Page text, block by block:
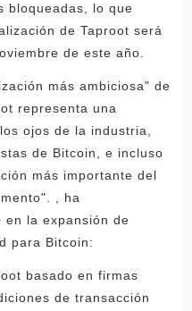
bloqueadas, lo que
de Taproot será
de este año.
más ambiciosa" de
representa una
ojos de la industria,
de Bitcoin, e incluso
más importante del
, ha
en la expansión de
para Bitcoin:
basado en firmas
de transacción